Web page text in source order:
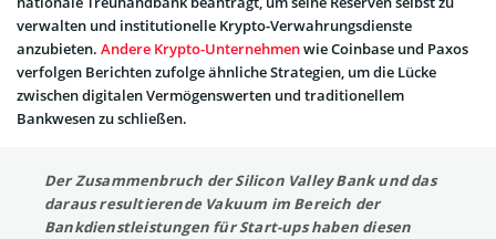
verwalten und institutionelle Krypto-Verwahrungsdienste
anzubieten. Andere Krypto-Unternehmenwie Coinbase und Paxos
verfolgen Berichten zufolge ähnliche Strategien, um die Lücke
zwischen digitalen Vermögenswerten und traditionellem
Bankwesen zu schließen.
Der Zusammenbruch der Silicon Valley Bank und das
daraus resultierende Vakuum im Bereich der
Bankdienstleistungen für Start-ups haben diesen